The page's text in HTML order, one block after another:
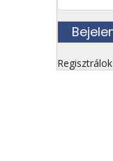
Regisztrálok